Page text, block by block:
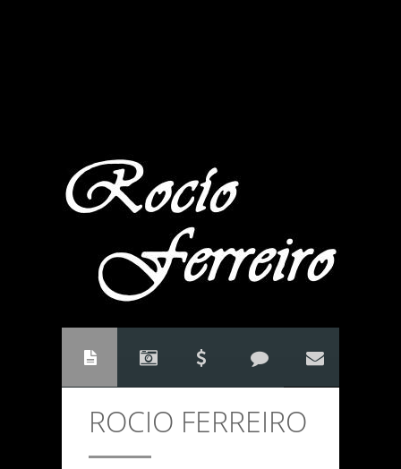
ROCIO FERREIRO
CONTACTO
Anterior/Siguiente página